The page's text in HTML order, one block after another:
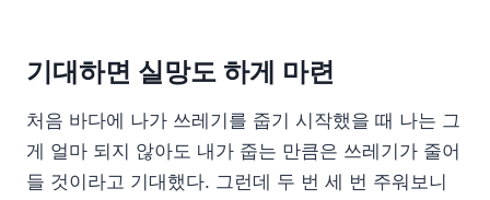
기대하면 실망도 하게 마련
처음 바다에 나가 쓰레기를 줍기 시작했을 때 나는 그
게 얼마 되지 않아도 내가 줍는 만큼은 쓰레기가 줄어
들 것이라고 기대했다. 그런데 두 번 세 번 주워보니